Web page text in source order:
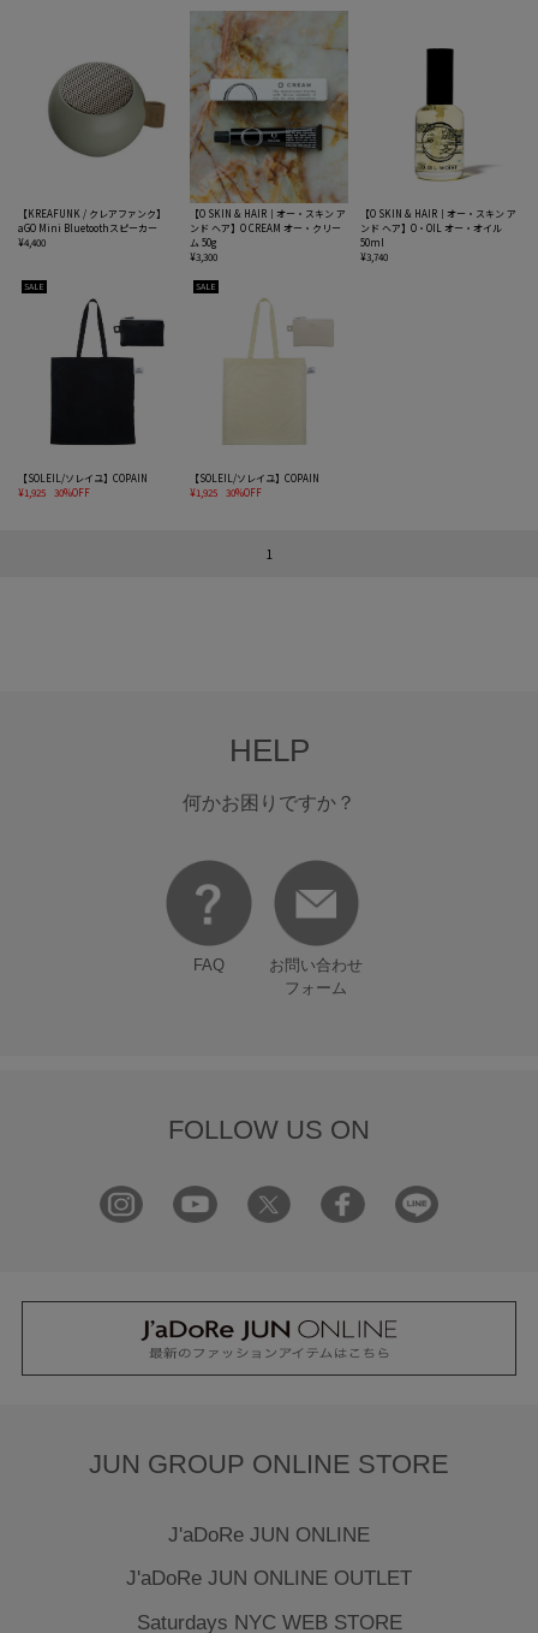
【KREAFUNK / クレアファンク】
aGO Mini Bluetoothスピーカー
¥4,400
【O SKIN & HAIR｜オー・スキン ア
ンド ヘア】O CREAM オー・クリー
ム 50g
¥3,300
【O SKIN & HAIR｜オー・スキン ア
ンド ヘア】O・OIL オー・オイル
50ml
¥3,740
SALE
【SOLEIL/ソレイユ】COPAIN
¥1,925
30%OFF
SALE
【SOLEIL/ソレイユ】COPAIN
¥1,925
30%OFF
1
HELP
何かお困りですか？
FAQ
お問い合わせ
フォーム
FOLLOW US ON
JUN GROUP ONLINE STORE
J'aDoRe JUN ONLINE
J'aDoRe JUN ONLINE OUTLET
Saturdays NYC WEB STORE